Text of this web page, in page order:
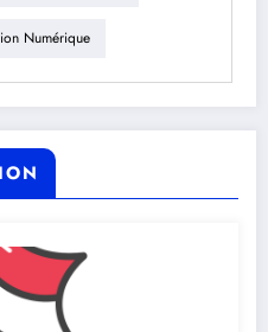
Numérique